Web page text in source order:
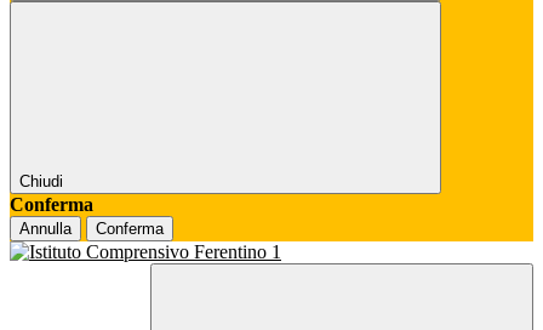
Chiudi
Conferma
Annulla Conferma